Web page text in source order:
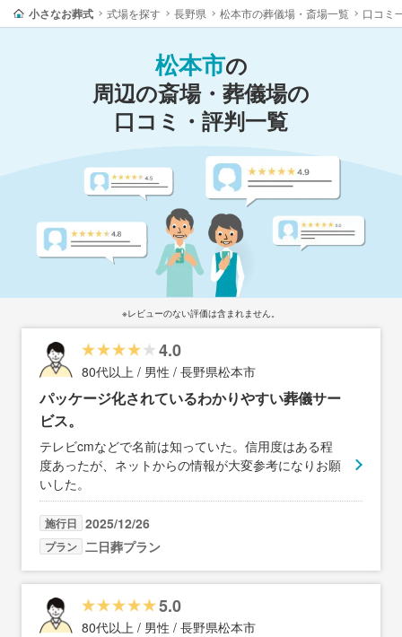
小さなお葬式 式場を探す 長野県 松本市の葬儀場・斎場一覧 口コミ
松本市の
周辺の斎場・葬儀場の
口コミ・評判一覧
※レビューのない評価は含まれません。
4.0
80代以上 / 男性 / 長野県松本市
パッケージ化されているわかりやすい葬儀サー
ビス。
テレビcmなどで名前は知っていた。信用度はある程
度あったが、ネットからの情報が大変参考になりお願
いした。
施行日 2025/12/26
プラン 二日葬プラン
5.0
80代以上 / 男性 / 長野県松本市